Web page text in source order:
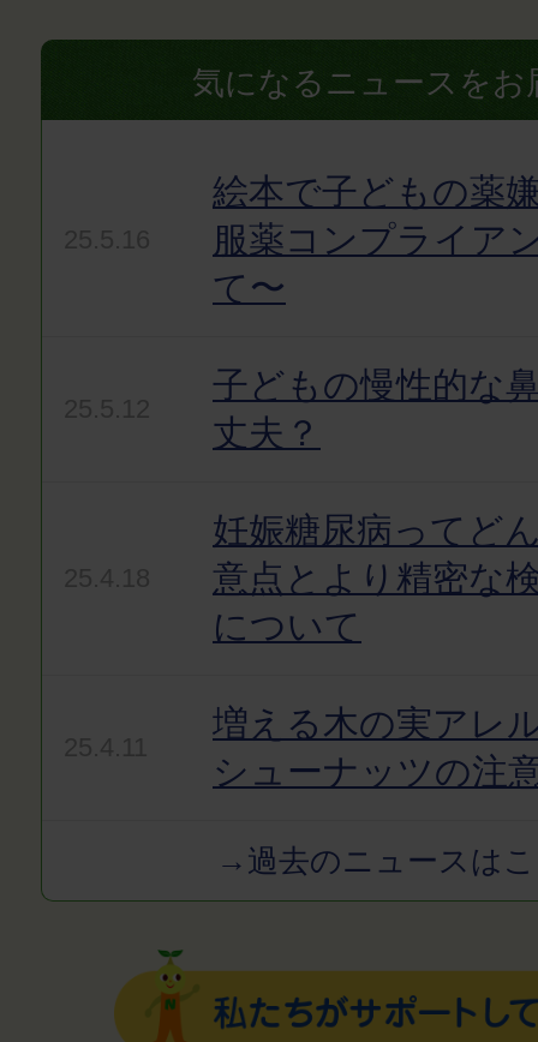
気になるニュースをお
絵本で子どもの薬
服薬コンプライア
て〜
子どもの慢性的な
丈夫？
妊娠糖尿病ってど
意点とより精密な
について
増える木の実アレ
シューナッツの注
→過去のニュースは